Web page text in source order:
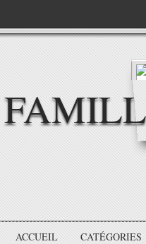
ACCUEIL CATÉGORIES